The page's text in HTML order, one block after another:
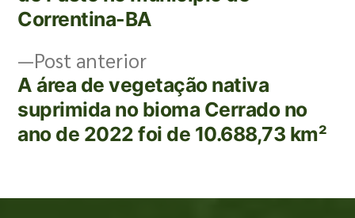
Post anterior
A área de vegetação nativa
suprimida no bioma Cerrado no
ano de 2022 foi de 10.688,73 km²
Correntina-BA